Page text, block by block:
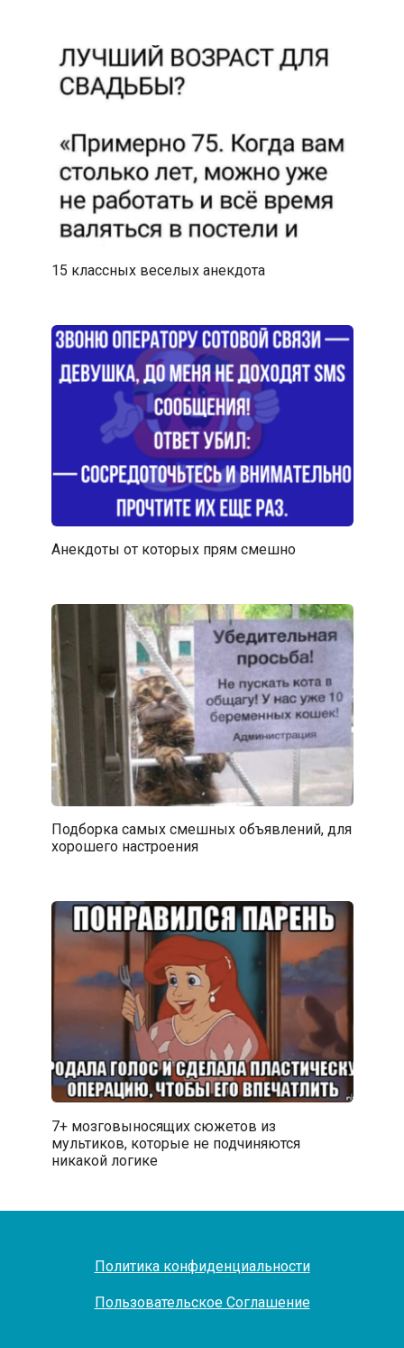
15 классных веселых анекдота
Анекдоты от которых прям смешно
Подборка самых смешных объявлений, для
хорошего настроения
7+ мозговыносящих сюжетов из
мультиков, которые не подчиняются
никакой логике
Политика конфиденциальности
Пользовательское Соглашение